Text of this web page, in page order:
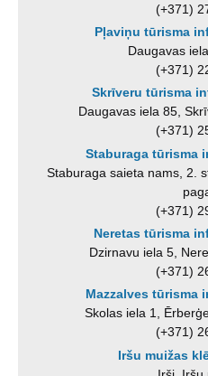
(+371)
Pļaviņu tūrisma
Daugavas
(+371)
Skrīveru tūrisma
Daugavas iela 85,
(+371)
Staburaga tūrisma
Staburaga saieta nams, 2.
(+371)
Neretas tūrisma
Dzirnavu iela 5,
(+371)
Mazzalves tūrisma
Skolas iela 1,
(+371)
Iršu muižas